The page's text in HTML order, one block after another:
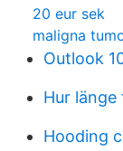
20 eur sek
maligna
Outlook
Hur
Hooding